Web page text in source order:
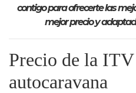
contigo para ofrecerte las
mejor precio y
Precio de la ITV
autocaravana